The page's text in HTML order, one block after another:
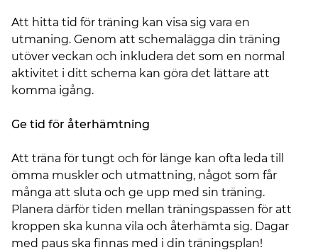
Att hitta tid för träning kan visa sig vara en
utmaning. Genom att schemalägga din träning
utöver veckan och inkludera det som en normal
aktivitet i ditt schema kan göra det lättare att
komma igång.
Ge tid för återhämtning
Att träna för tungt och för länge kan ofta leda till
ömma muskler och utmattning, något som får
många att sluta och ge upp med sin träning.
Planera därför tiden mellan träningspassen för att
kroppen ska kunna vila och återhämta sig. Dagar
med paus ska finnas med i din träningsplan!